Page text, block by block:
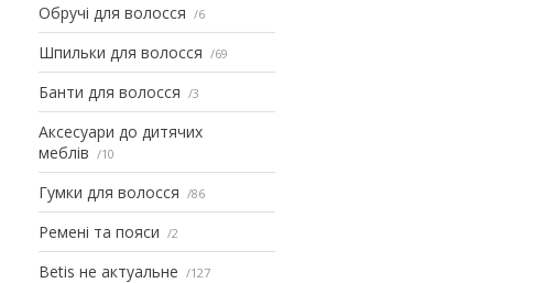
Обручі для волосся 6
Шпильки для волосся 69
Банти для волосся 3
Аксесуари до дитячих
меблів
10
Гумки для волосся 86
Ремені та пояси 2
Betis не актуальне 127